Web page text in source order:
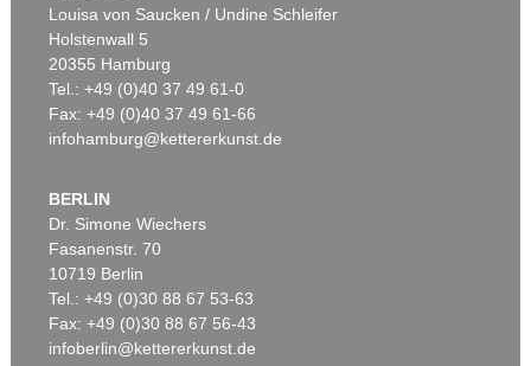
Louisa von Saucken / Undine Schleifer
Holstenwall 5
20355 Hamburg
Tel.: +49 (0)40 37 49 61-0
Fax: +49 (0)40 37 49 61-66
infohamburg@kettererkunst.de
BERLIN
Dr. Simone Wiechers
Fasanenstr. 70
10719 Berlin
Tel.: +49 (0)30 88 67 53-63
Fax: +49 (0)30 88 67 56-43
infoberlin@kettererkunst.de